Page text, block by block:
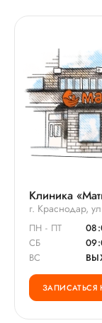
Клиника
г. Краснодар,
ПН - ПТ
СБ
ВС
ЗАПИСАТЬСЯ